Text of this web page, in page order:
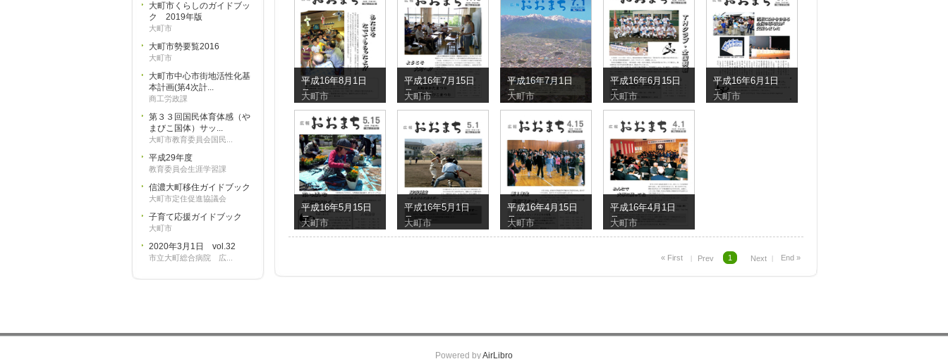
大町市くらしのガイドブッ
ク 2019年版
大町市
大町市勢要覧2016
大町市
大町市中心市街地活性化基
本計画(第4次計...
商工労政課
第３３回国民体育体感（や
まびこ国体）サッ...
大町市教育委員会国民...
平成29年度
教育委員会生涯学習課
信濃大町移住ガイドブック
大町市定住促進協議会
子育て応援ガイドブック
大町市
2020年3月1日 vol.32
市立大町総合病院 広...
平成16年8月1日
号
大町市
平成16年7月15日
号
大町市
平成16年7月1日
号
大町市
平成16年6月15日
号
大町市
平成16年6月1日
号
大町市
平成16年5月15日
号
大町市
平成16年5月1日
号
大町市
平成16年4月15日
号
大町市
平成16年4月1日
号
大町市
« First ︱ Prev 1 Next ︱ End »
Powered byAirLibro